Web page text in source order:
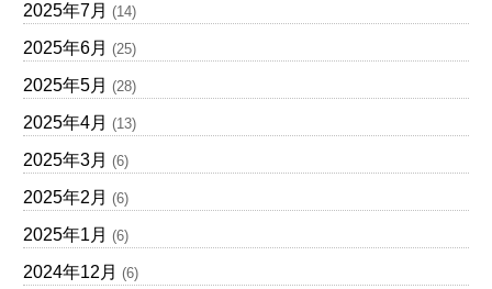
2025年7月 (14)
2025年6月 (25)
2025年5月 (28)
2025年4月 (13)
2025年3月 (6)
2025年2月 (6)
2025年1月 (6)
2024年12月 (6)